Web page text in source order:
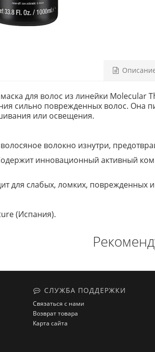
маска для волос из линейки Molecular
сильно поврежденных волос. Она
или освещения.
волокно изнутри,
инновационный активный
для слабых, ломких, поврежденных
(Испания).
СЛУЖБА ПОДДЕРЖКИ
Связаться с нами
Возврат товара
Карта сайта